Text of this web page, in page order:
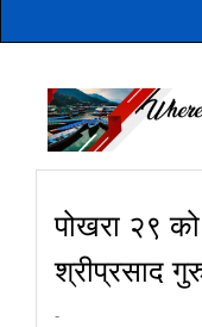
पोखरा २९
श्रीप्रसाद
-